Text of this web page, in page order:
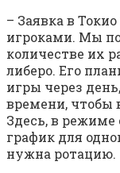
– Заявка в
игроками. Мы
количестве их
либеро. Его
игры через
времени, чтобы
Здесь, в
график для
нужна ротацию.